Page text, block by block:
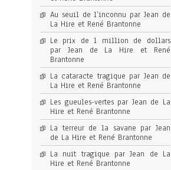
Au seuil de l’inconnu par Jean de
La Hire et René Brantonne
Le prix de 1 million de dollars
par Jean de La Hire et René
Brantonne
La cataracte tragique par Jean de
La Hire et René Brantonne
Les gueules-vertes par Jean de La
Hire et René Brantonne
La terreur de la savane par Jean
de La Hire et René Brantonne
La nuit tragique par Jean de La
Hire et René Brantonne